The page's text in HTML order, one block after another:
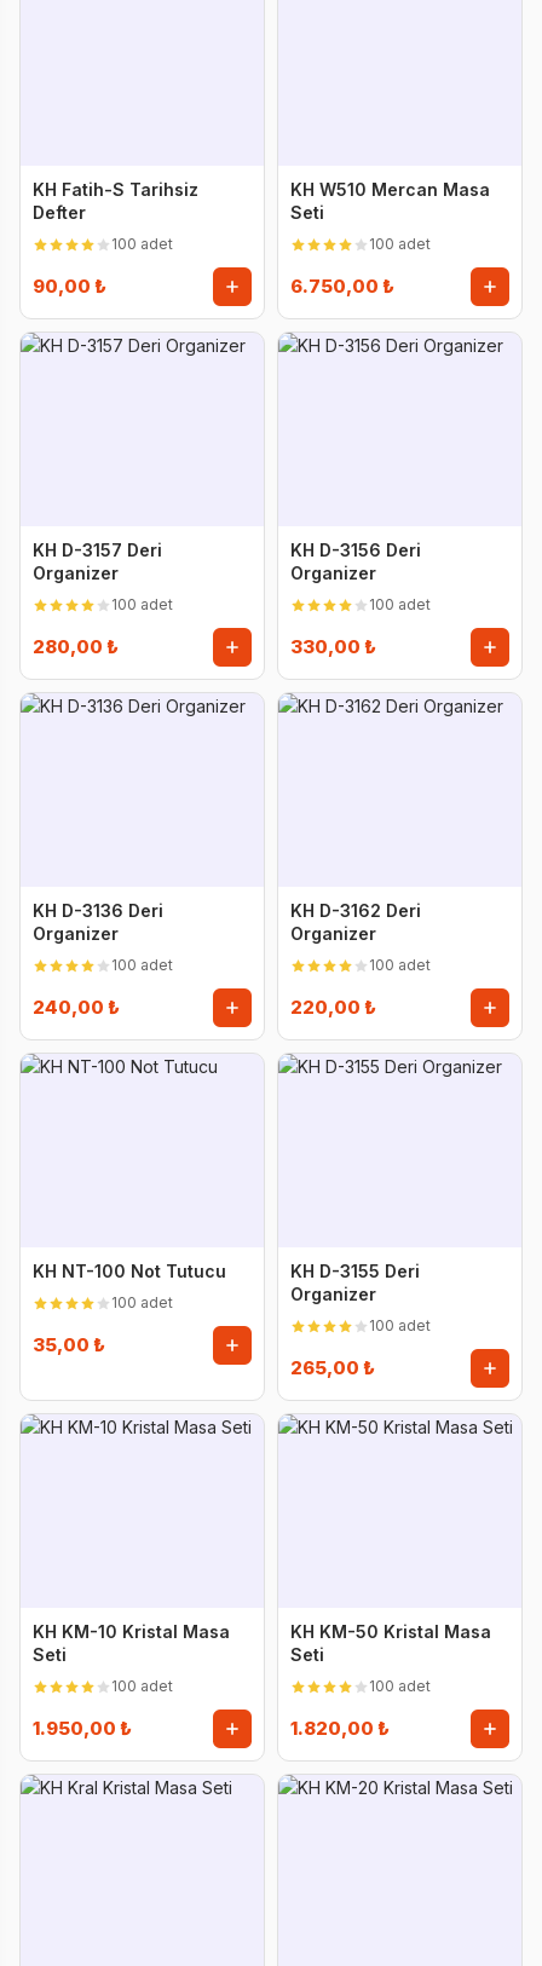
KH Fatih-S Tarihsiz
Defter
100 adet
90,00 ₺
KH W510 Mercan Masa
Seti
100 adet
6.750,00 ₺
KH D-3157 Deri
Organizer
100 adet
280,00 ₺
KH D-3156 Deri
Organizer
100 adet
330,00 ₺
KH D-3136 Deri
Organizer
100 adet
240,00 ₺
KH D-3162 Deri
Organizer
100 adet
220,00 ₺
KH NT-100 Not Tutucu
100 adet
35,00 ₺
KH D-3155 Deri
Organizer
100 adet
265,00 ₺
KH KM-10 Kristal Masa
Seti
100 adet
1.950,00 ₺
KH KM-50 Kristal Masa
Seti
100 adet
1.820,00 ₺